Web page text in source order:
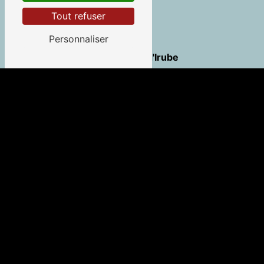
Saint-Pierre-d'Irube
Tout refuser
Personnaliser